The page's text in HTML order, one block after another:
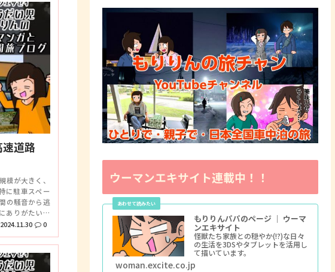
速道路
模が大きく、
に駐車スペー
の騒音から逃
ありがたい場
。
0
ウーマンエキサイト連載中！！
もりりんパパのページ ｜ ウーマ
ンエキサイト
怪獣たち家族との穏やか(!?)な日々
の生活を3DSやタブレットを活用し
て描いています。
woman.excite.co.jp